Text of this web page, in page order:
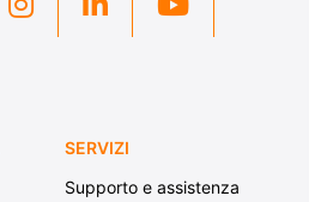
SERVIZI
Supporto e assistenza